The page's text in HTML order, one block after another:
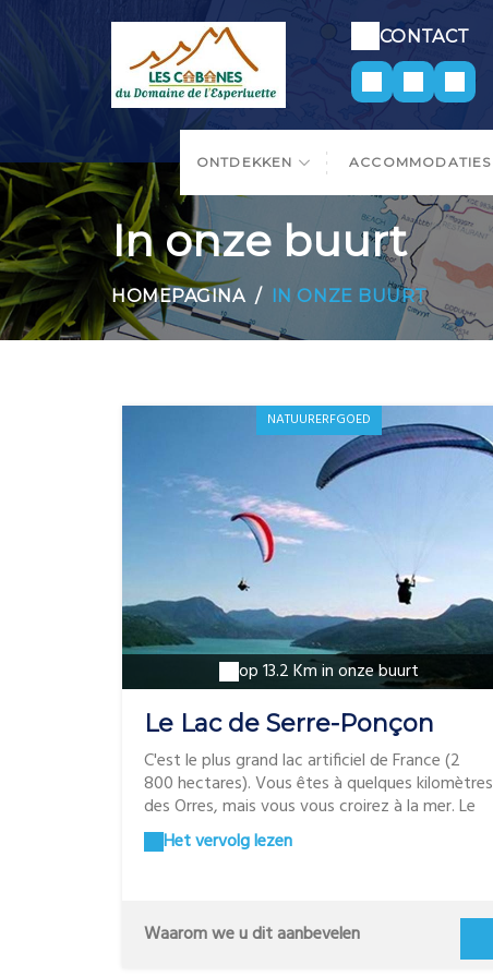
CONTACT
ONTDEKKEN ACCOMMODATIES
In onze buurt
HOMEPAGINA IN ONZE BUURT
NATUURERFGOED
op 13.2 Km in onze buurt
Le Lac de Serre-Ponçon
C'est le plus grand lac artificiel de France (2
800 hectares). Vous êtes à quelques kilomètres
des Orres, mais vous vous croirez à la mer. Le
lac De Serre-Ponçon compte de nombreuses
plages aménagées dont certaines sont
sauvage. Autour du lac, vous trouverez
également de nombreuses bases nautiques qui
Het vervolg lezen
Waarom we u dit aanbevelen